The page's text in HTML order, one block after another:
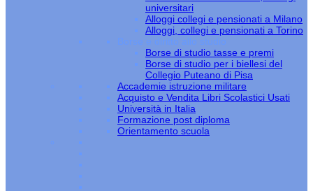
universitari
Alloggi collegi e pensionati a Milano
Alloggi, collegi e pensionati a Torino
Borse e diritto allo studio
Borse di studio tasse e premi
Borse di studio per i biellesi del
Collegio Puteano di Pisa
Accademie istruzione militare
Acquisto e Vendita Libri Scolastici Usati
Università in Italia
Formazione post diploma
Orientamento scuola